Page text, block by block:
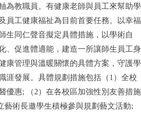
為教職員。有健康老師與員工來幫助學
員工健康福祉為目前首要任務。以幸福
生同仁聲音擬定具體措施，以學術自
、促進體適能，建造一所讓師生員工身
康管理與溫暖關懷的具體方案，守護學
涯發展。具體規劃措施包括（1）全校
優惠; （2）在各校區加強性別友善措施
藝術長邀學生積極參與規劃藝文活動;